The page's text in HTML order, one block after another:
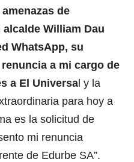
de
William Dau
WhatsApp, su
a mi cargo de
a El Universal y la
para hoy a
es la solicitud de
mi renuncia
de Edurbe SA”.